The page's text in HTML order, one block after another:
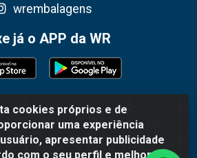
cookies próprios e de
uma experiência
apresentar publicidade
com o seu perfil e melhorar a
wrembalagens
já o APP da WR
Cel. Teodoro Gomes de Araújo, 1360 -
/ MG - CEP 36202-628 - CNPJ
02.692.206/0001-55